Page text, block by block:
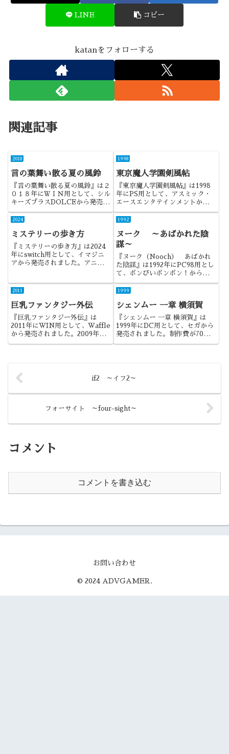
LINE コピー
katanをフォローする
関連記事
2018
言の葉舞い散る夏の風鈴
『言の葉舞い散る夏の風鈴』は２
０１８年にＷＩＮ用として、シル
キーズプラスDOLCEから発売さ
声優＋部活動な作品になります。
1998
東京魔人学園剣風帖
『東京魔人学園剣風帖』は1998
年にPS用として、アスミック・
エースエンタテインメントから発
具現化されたような、とても印象
2024
ミステリーの歩き方
『ミステリーの歩き方』は2024
年にswitch用として、イマジニ
アから発売されました。アニメド
1992
ヌーク ～あばかれた陰
謀～
『ヌーク（Nooch） あばかれ
た陰謀』は1992年にPC98用とし
て、ボンびいボンボン！から発売
と言えば、やっぱりこれでしょ
ます。
2011
巨乳ファンタジー外伝
『巨乳ファンタジー外伝』は
2011年にWIN用として、Waffle
から発売されました。2009年に
1999
シェンムー 一章 横須賀
『シェンムー 一章 横須賀』は
1999年にDC用として、セガから
発売されました。制作費が70億
if2 ～イフ2～
フォーサイト ～four-sight～
コメント
コメントを書き込む
お問い合わせ
© 2024 ADVGAMER.